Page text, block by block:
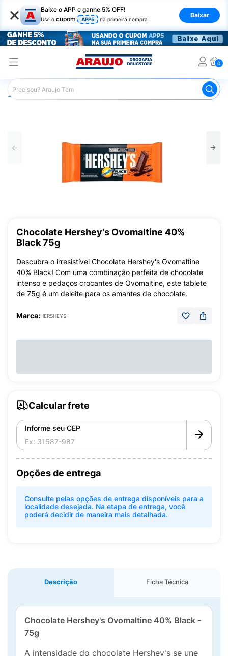
× Baixe o APP e ganhe 5% OFF!
Use o cupom APP5 na primeira compra
Baixar
0
Araujo Mercado Tablete de Chocolate
Chocolate Hershey's Ovomaltine 40%
Black 75g
Descubra o irresistível Chocolate Hershey's Ovomaltine
40% Black! Com uma combinação perfeita de chocolate
intenso e pedaços crocantes de Ovomaltine, este tablete
de 75g é um deleite para os amantes de chocolate.
Marca:HERSHEYS
Calcular frete
Informe seu CEP
Opções de entrega
Consulte pelas opções de entrega disponíveis para a
localidade desejada. Na etapa de entrega, você
poderá decidir de maneira mais detalhada.
Descrição Ficha Técnica
Chocolate Hershey's Ovomaltine 40% Black -
75g
A intensidade do chocolate Hershey's se une